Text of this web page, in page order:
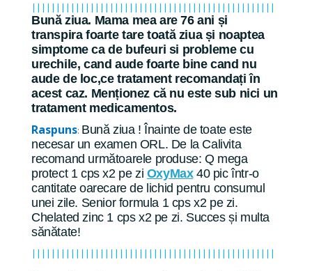
||||||||||||||||||||||||||||||||||||||||||||||||||
Bună ziua. Mama mea are 76 ani și
transpira foarte tare toată ziua și noaptea
simptome ca de bufeuri si probleme cu
urechile, cand aude foarte bine cand nu
aude de loc,ce tratament recomandați în
acest caz. Menționez că nu este sub nici un
tratament medicamentos.
Raspuns: Bună ziua ! Înainte de toate este
necesar un examen ORL. De la Calivita
recomand următoarele produse: Q mega
protect 1 cps x2 pe zi OxyMax40 pic într-o
cantitate oarecare de lichid pentru consumul
unei zile. Senior formula 1 cps x2 pe zi.
Chelated zinc 1 cps x2 pe zi. Succes și multa
sănătate!
||||||||||||||||||||||||||||||||||||||||||||||||||